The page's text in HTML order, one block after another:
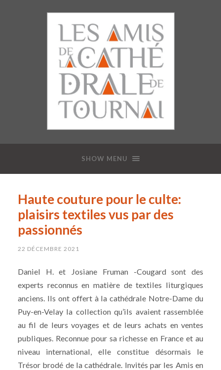
SHOW MENU
Haute couture pour le culte:
plaisirs textiles vus par des
passionnés
22 DÉCEMBRE 2021
Daniel H. et Josiane Fruman -Cougard sont des
experts reconnus en matière de textiles liturgiques
anciens. Ils ont offert à la cathédrale Notre-Dame du
Puy-en-Velay la collection qu’ils avaient rassemblée
au fil de leurs voyages et de leurs achats en ventes
publiques. Reconnue pour sa richesse en France et au
niveau international, elle constitue désormais le
Trésor brodé de la cathédrale. Invités par les Amis en